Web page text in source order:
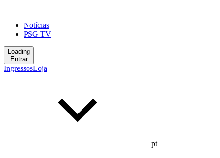
Notícias
PSG TV
Loading
Entrar
IngressosLoja
pt